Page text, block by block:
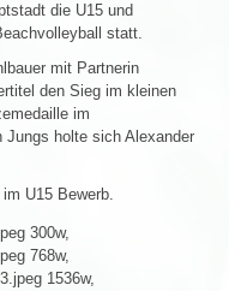
die U15 und
statt.
mit Partnerin
den Sieg im kleinen
im
Jungs holte sich Alexander
U15 Bewerb.
300w,
768w,
1536w,